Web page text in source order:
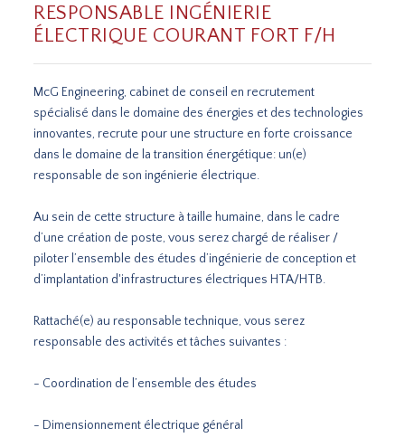
RESPONSABLE INGÉNIERIE
ÉLECTRIQUE COURANT FORT F/H
McG Engineering, cabinet de conseil en recrutement
spécialisé dans le domaine des énergies et des technologies
innovantes, recrute pour une structure en forte croissance
dans le domaine de la transition énergétique: un(e)
responsable de son ingénierie électrique.
Au sein de cette structure à taille humaine, dans le cadre
d’une création de poste, vous serez chargé de réaliser /
piloter l’ensemble des études d’ingénierie de conception et
d’implantation d'infrastructures électriques HTA/HTB.
Rattaché(e) au responsable technique, vous serez
responsable des activités et tâches suivantes :
- Coordination de l’ensemble des études
- Dimensionnement électrique général